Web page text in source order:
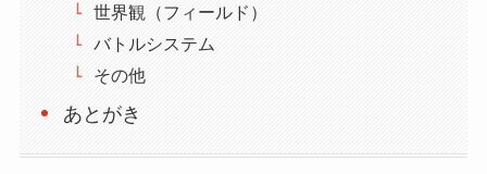
世界観（フィールド）
バトルシステム
その他
あとがき